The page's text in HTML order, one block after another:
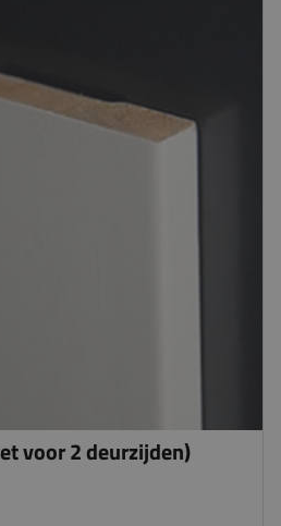
voor 2 deurzijden)